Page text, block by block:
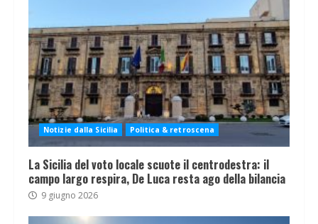
Notizie dalla Sicilia Politica & retroscena
La Sicilia del voto locale scuote il centrodestra: il
campo largo respira, De Luca resta ago della bilancia
9 giugno 2026